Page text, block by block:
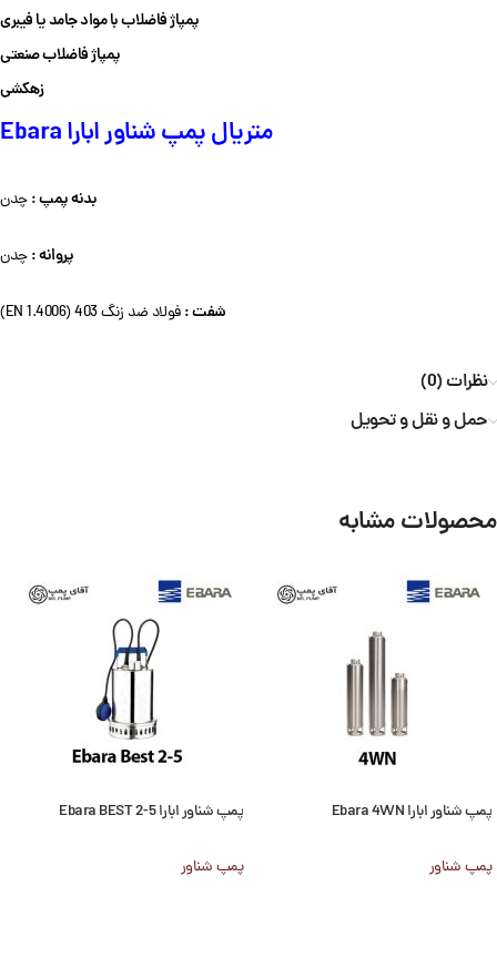
پمپاژ فاضلاب با مواد جامد یا فیبری
پمپاژ فاضلاب صنعتی
زهکشی
متریال پمپ شناور ابارا Ebara
بدنه پمپ :چدن
پروانه :چدن
شفت :فولاد ضد زنگ 403 (EN 1.4006)
نظرات (0)
حمل و نقل و تحویل
محصولات مشابه
پمپ شناور ابارا Ebara 4WN
پمپ شناور
پمپ شناور ابارا Ebara BEST 2-5
پمپ شناور